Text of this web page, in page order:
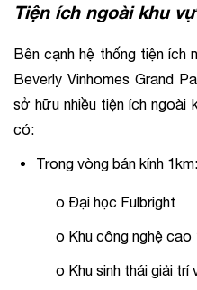
Tiện ích ngoài khu
Bên cạnh hệ thống tiện ích
Beverly Vinhomes Grand
sở hữu nhiều tiện ích ngoài
có:
Trong vòng bán kính 1km:
o Đại học Fulbright
o Khu công nghệ cao
o Khu sinh thái giải trí